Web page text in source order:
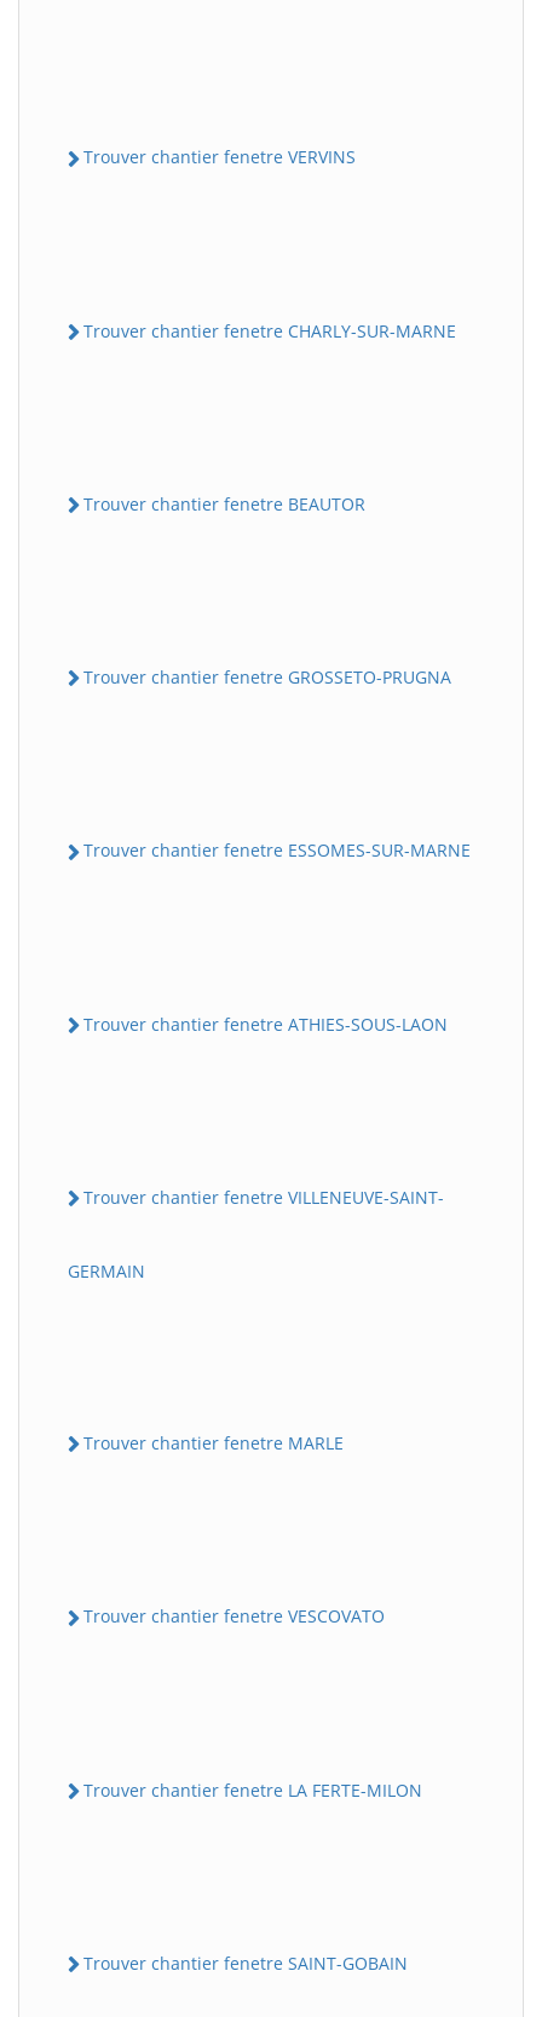
Trouver chantier fenetre VERVINS
Trouver chantier fenetre CHARLY-SUR-MARNE
Trouver chantier fenetre BEAUTOR
Trouver chantier fenetre GROSSETO-PRUGNA
Trouver chantier fenetre ESSOMES-SUR-MARNE
Trouver chantier fenetre ATHIES-SOUS-LAON
Trouver chantier fenetre VILLENEUVE-SAINT-
GERMAIN
Trouver chantier fenetre MARLE
Trouver chantier fenetre VESCOVATO
Trouver chantier fenetre LA FERTE-MILON
Trouver chantier fenetre SAINT-GOBAIN